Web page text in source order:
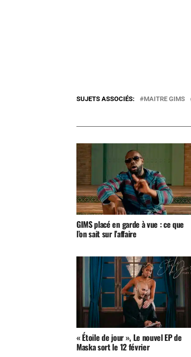
SUJETS ASSOCIÉS: MAITRE GIMS
GIMS placé en garde à vue : ce que
l’on sait sur l’affaire
« Étoile de jour », Le nouvel EP de
Maska sort le 12 février